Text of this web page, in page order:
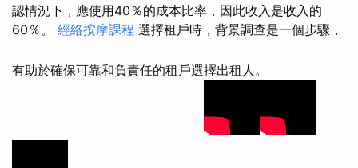
認情況下，應使用40％的成本比率，因此收入是收入的
60％。 經絡按摩課程 選擇租戶時，背景調查是一個步驟，
有助於確保可靠和負責任的租戶選擇出租人。